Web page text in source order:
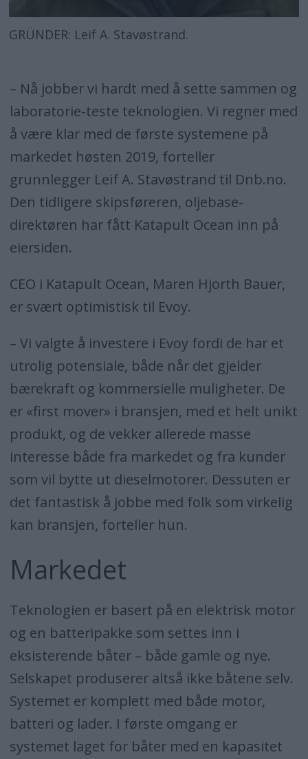
GRÜNDER: Leif A. Stavøstrand.
– Nå jobber vi hardt med å sette sammen og
laboratorie-teste teknologien. Vi regner med
å være klar med de første systemene på
markedet høsten 2019, forteller
grunnlegger Leif A. Stavøstrand til Dnb.no.
Den tidligere skipsføreren, oljebase-
direktøren har fått Katapult Ocean inn på
eiersiden.
CEO i Katapult Ocean, Maren Hjorth Bauer,
er svært optimistisk til Evoy.
– Vi valgte å investere i Evoy fordi de har et
utrolig potensiale, både når det gjelder
bærekraft og kommersielle muligheter. De
er «first mover» i bransjen, med et helt unikt
produkt, og de vekker allerede masse
interesse både fra markedet og fra kunder
som vil bytte ut dieselmotorer. Dessuten er
det fantastisk å jobbe med folk som virkelig
kan bransjen, forteller hun.
Markedet
Teknologien er basert på en elektrisk motor
og en batteripakke som settes inn i
eksisterende båter – både gamle og nye.
Selskapet produserer altså ikke båtene selv.
Systemet er komplett med både motor,
batteri og lader. I første omgang er
systemet laget for båter med en kapasitet